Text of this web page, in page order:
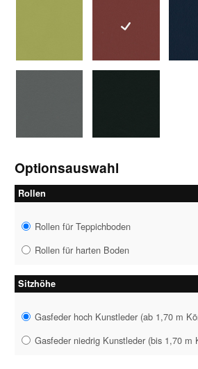
Kunstleder bambus-grünKunstleder
Optionsauswahl
Rollen
Rollen für Teppichboden
Rollen für harten Boden
Sitzhöhe
Gasfeder hoch Kunstleder (ab 1,70 m
Gasfeder niedrig Kunstleder (bis 1,70 m